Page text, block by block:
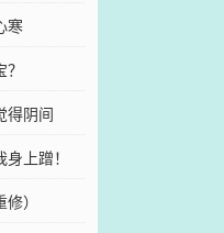
寒
得阴间
上蹭！
）